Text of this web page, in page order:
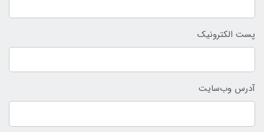
پست الکترونیک
آدرس وب‌سایت